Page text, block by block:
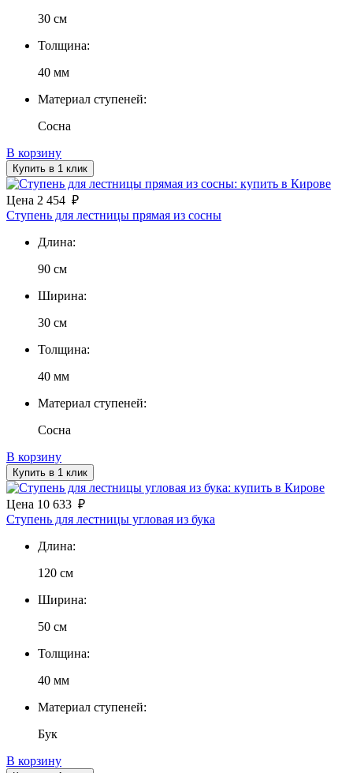
30 см
Толщина:
40 мм
Материал ступеней:
Сосна
В корзину
Купить в 1 клик
Цена 2 454 ₽
Ступень для лестницы прямая из сосны
Длина:
90 см
Ширина:
30 см
Толщина:
40 мм
Материал ступеней:
Сосна
В корзину
Купить в 1 клик
Цена 10 633 ₽
Ступень для лестницы угловая из бука
Длина:
120 см
Ширина:
50 см
Толщина:
40 мм
Материал ступеней:
Бук
В корзину